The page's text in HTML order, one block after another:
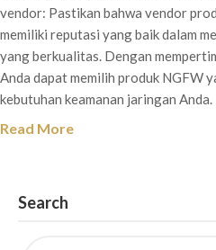
vendor: Pastikan bahwa vendor
memiliki reputasi yang baik dalam
yang berkualitas. Dengan
Anda dapat memilih produk NGFW
kebutuhan keamanan jaringan Anda.
Read More
Search